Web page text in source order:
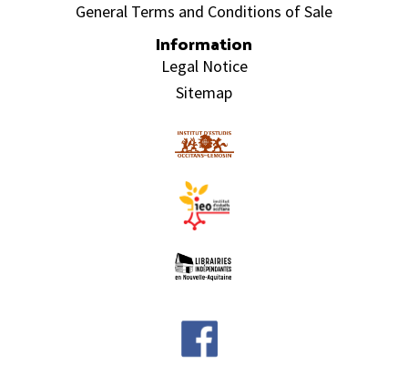
General Terms and Conditions of Sale
Information
Legal Notice
Sitemap